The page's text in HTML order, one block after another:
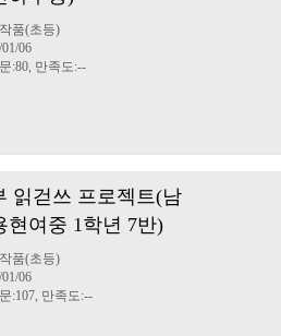
품(초등)
06
:80, 만족도:--
읽걷쓰 프로젝트(남
현여중 1학년 7반)
품(초등)
06
:107, 만족도:--